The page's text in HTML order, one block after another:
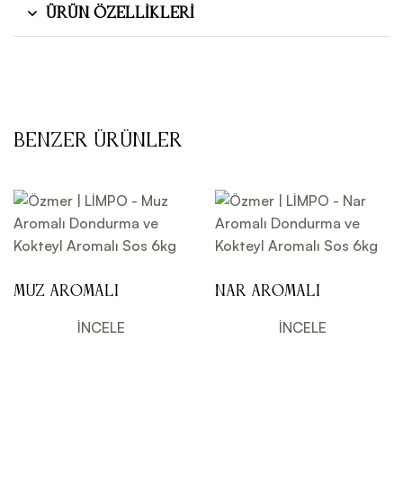
Ürün Özellikleri
Benzer Ürünler
Muz Aromalı
Kokteyl Aromalı
İNCELE
Nar Aromalı
Kokteyl Aromalı
İNCELE